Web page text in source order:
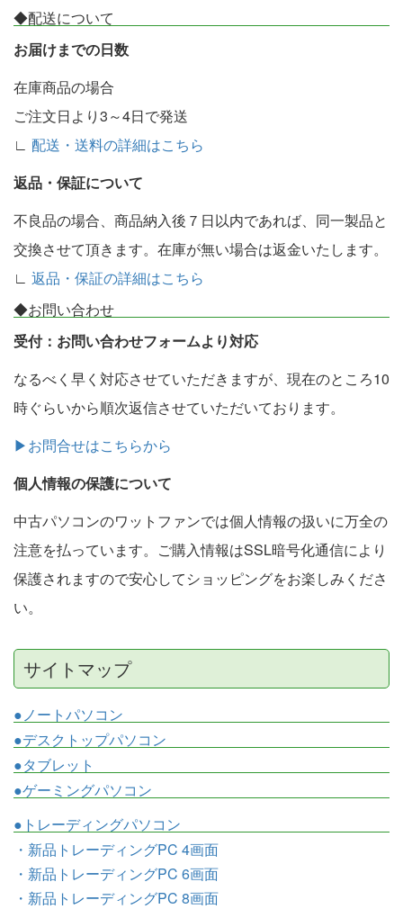
◆配送について
お届けまでの日数
在庫商品の場合
ご注文日より3～4日で発送
∟ 配送・送料の詳細はこちら
返品・保証について
不良品の場合、商品納入後７日以内であれば、同一製品と
交換させて頂きます。在庫が無い場合は返金いたします。
∟ 返品・保証の詳細はこちら
◆お問い合わせ
受付：お問い合わせフォームより対応
なるべく早く対応させていただきますが、現在のところ10
時ぐらいから順次返信させていただいております。
▶お問合せはこちらから
個人情報の保護について
中古パソコンのワットファンでは個人情報の扱いに万全の
注意を払っています。ご購入情報はSSL暗号化通信により
保護されますので安心してショッピングをお楽しみくださ
い。
サイトマップ
●ノートパソコン
●デスクトップパソコン
●タブレット
●ゲーミングパソコン
●トレーディングパソコン
・新品トレーディングPC 4画面
・新品トレーディングPC 6画面
・新品トレーディングPC 8画面